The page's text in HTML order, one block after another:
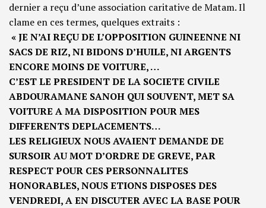
dernier a reçu d’une association caritative de Matam. Il
clame en ces termes, quelques extraits :
« JE N’AI REÇU DE L’OPPOSITION GUINEENNE NI
SACS DE RIZ, NI BIDONS D’HUILE, NI ARGENTS
ENCORE MOINS DE VOITURE, …
C’EST LE PRESIDENT DE LA SOCIETE CIVILE
ABDOURAMANE SANOH QUI SOUVENT, MET SA
VOITURE A MA DISPOSITION POUR MES
DIFFERENTS DEPLACEMENTS…
LES RELIGIEUX NOUS AVAIENT DEMANDE DE
SURSOIR AU MOT D’ORDRE DE GREVE, PAR
RESPECT POUR CES PERSONNALITES
HONORABLES, NOUS ETIONS DISPOSES DES
VENDREDI, A EN DISCUTER AVEC LA BASE POUR